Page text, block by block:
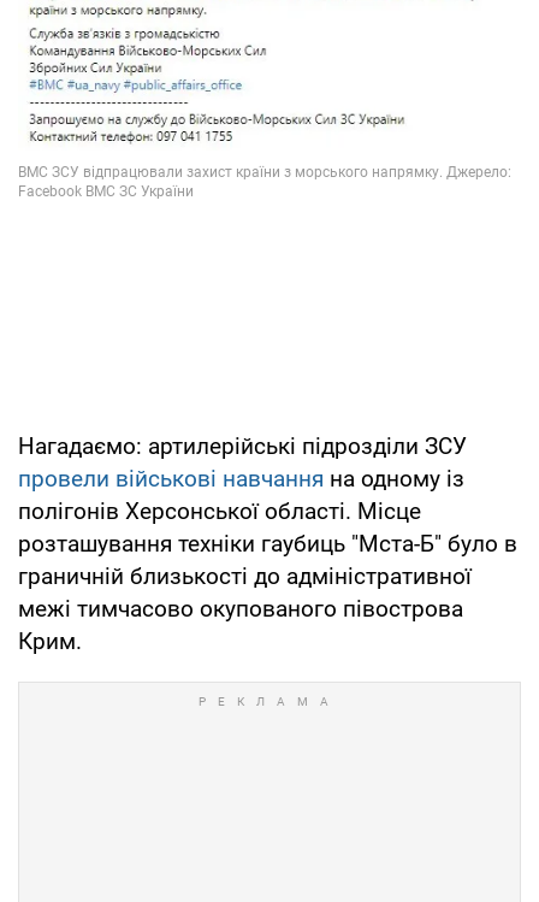
Нагадаємо: артилерійські підрозділи ЗСУ
провели військові навчання на одному із
полігонів Херсонської області. Місце
розташування техніки гаубиць "Мста-Б" було в
граничній близькості до адміністративної
межі тимчасово окупованого півострова
Крим.